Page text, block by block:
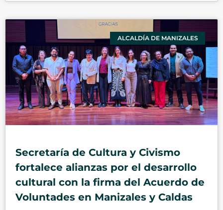
ALCALDÍA DE MANIZALES
Secretaría de Cultura y Civismo
fortalece alianzas por el desarrollo
cultural con la firma del Acuerdo de
Voluntades en Manizales y Caldas